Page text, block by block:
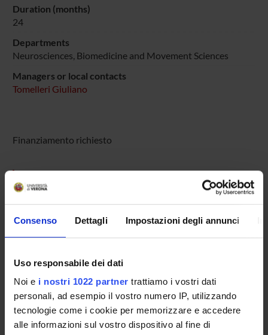
Consenso Dettagli Impostazioni degli annunci
Uso responsabile dei dati
Noi e i nostri 1022 partner trattiamo i vostri dati
personali, ad esempio il vostro numero IP, utilizzando
tecnologie come i cookie per memorizzare e accedere
alle informazioni sul vostro dispositivo al fine di
Duration (months)
24
Departments
Neurosciences, Biomedicine and Movement Sciences
Managers or local contacts
Tomelleri Giuliano
Finanziamento richiesto
Matteo Marini
Giuliano Tomelleri
Associate Professor
COLLABORATORI ESTERNI